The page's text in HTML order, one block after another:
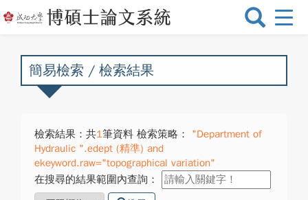
選
換
簡易檢索 / 檢索結果
檢索結果：共1筆資料 檢索策略：
"Department of
Hydraulic ".edept (精準) and
ekeyword.raw="topographical variation"
在搜尋的結果範圍內查詢：